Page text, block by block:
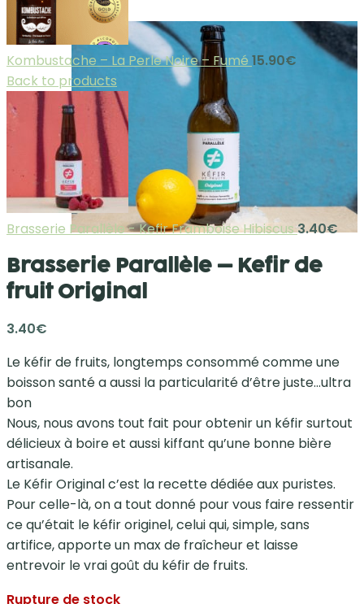
Kombustache – La Perle Noire – Fumé 15.90€
Back to products
Brasserie Parallèle - Kefir Framboise Hibiscus3.40€
Brasserie Parallèle – Kefir de
fruit Original
3.40€
Le kéfir de fruits, longtemps consommé comme une
boisson santé a aussi la particularité d’être juste…ultra
bon
Nous, nous avons tout fait pour obtenir un kéfir surtout
délicieux à boire et aussi kiffant qu’une bonne bière
artisanale.
Le Kéfir Original c’est la recette dédiée aux puristes.
Pour celle-là, on a tout donné pour vous faire ressentir
ce qu’était le kéfir originel, celui qui, simple, sans
artifice, apporte un max de fraîcheur et laisse
entrevoir le vrai goût du kéfir de fruits.
Rupture de stock